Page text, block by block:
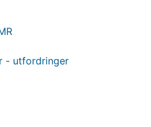
- utfordringer